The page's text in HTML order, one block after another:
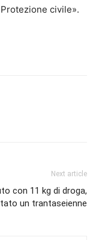
civile».
Next article
con 11 kg di droga,
un trantaseienne